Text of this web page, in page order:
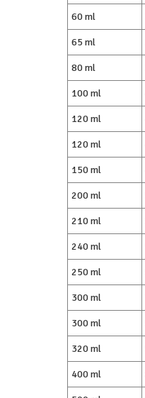
60 ml
65 ml
80 ml
100 ml
120 ml
120 ml
150 ml
200 ml
210 ml
240 ml
250 ml
300 ml
300 ml
320 ml
400 ml